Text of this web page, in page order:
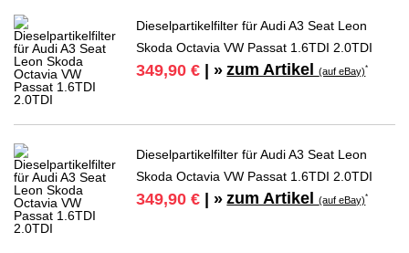
Dieselpartikelfilter für Audi A3 Seat Leon
Skoda Octavia VW Passat 1.6TDI 2.0TDI
349,90 € | » zum Artikel(auf eBay)*
Dieselpartikelfilter für Audi A3 Seat Leon
Skoda Octavia VW Passat 1.6TDI 2.0TDI
349,90 € | » zum Artikel(auf eBay)*